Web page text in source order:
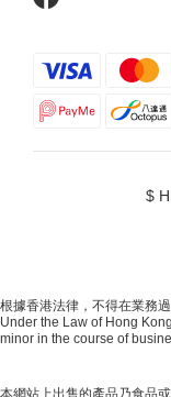
$
根據香港法律，不得在業務
Under the Law of Hong
minor in the course of
本網站上出售的產品乃食品